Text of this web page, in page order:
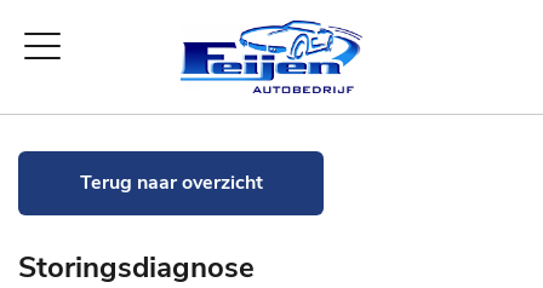
Terug naar overzicht
Storingsdiagnose